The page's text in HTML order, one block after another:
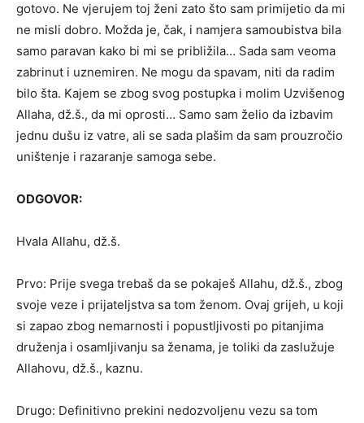
gotovo. Ne vjerujem toj ženi zato što sam primijetio da mi
ne misli dobro. Možda je, čak, i namjera samoubistva bila
samo paravan kako bi mi se približila… Sada sam veoma
zabrinut i uznemiren. Ne mogu da spavam, niti da radim
bilo šta. Kajem se zbog svog postupka i molim Uzvišenog
Allaha, dž.š., da mi oprosti… Samo sam želio da izbavim
jednu dušu iz vatre, ali se sada plašim da sam prouzročio
uništenje i razaranje samoga sebe.
ODGOVOR:
Hvala Allahu, dž.š.
Prvo: Prije svega trebaš da se pokaješ Allahu, dž.š., zbog
svoje veze i prijateljstva sa tom ženom. Ovaj grijeh, u koji
si zapao zbog nemarnosti i popustljivosti po pitanjima
druženja i osamljivanju sa ženama, je toliki da zaslužuje
Allahovu, dž.š., kaznu.
Drugo: Definitivno prekini nedozvoljenu vezu sa tom